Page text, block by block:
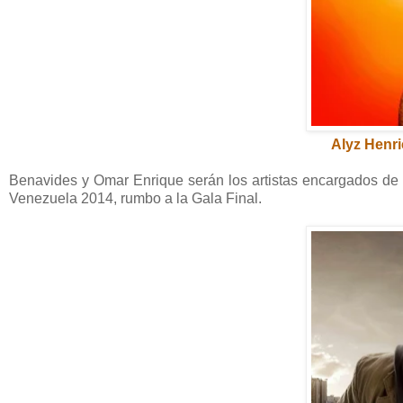
Alyz
Benavides y Omar Enrique serán los artistas encargados
Venezuela 2014, rumbo a la Gala Final.